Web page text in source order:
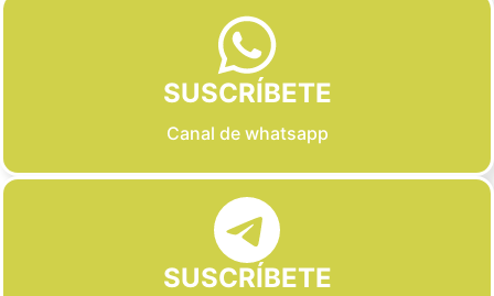
SUSCRÍBETE
Canal de whatsapp
SUSCRÍBETE